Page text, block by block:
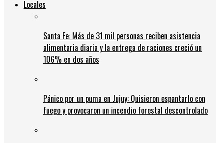
Locales
Santa Fe: Más de 31 mil personas reciben asistencia
alimentaria diaria y la entrega de raciones creció un
106% en dos años
Pánico por un puma en Jujuy: Quisieron espantarlo con
fuego y provocaron un incendio forestal descontrolado